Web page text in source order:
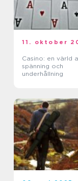
11. oktober
Casino: en värld
spänning och
underhållning